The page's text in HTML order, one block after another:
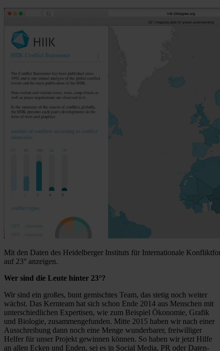
Mit den Daten des Heidelberger Instituts für Internationale
auf 23° anzeigen.
Wer sind die Leute hinter 23°?
Wir sind ein großes, bunt gemischtes Team, das stetig noch weiter
wächst. Das Kernteam hat sich schon Ende 2014 aus Menschen mit
unterschiedlichen Expertisen, wie zum Beispiel Ökonomie, Grafik
und Biologie, zusammengefunden. Mitte 2015 haben wir nach einer
Ausschreibung dann noch eine Menge wunderbarer, freiwilliger
Helfer für unser Projekt gewinnen können. So haben wir jetzt Hilfe
an allen Ecken und Enden, sei es in Social Media, PR oder Daten-